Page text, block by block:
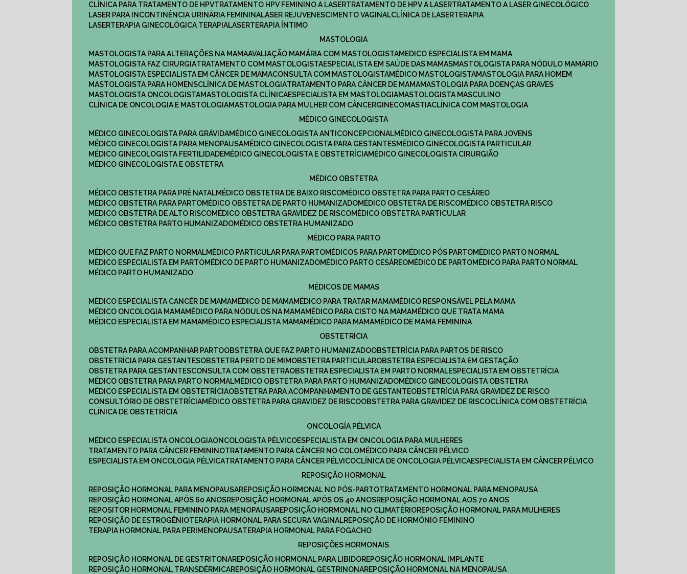
CLÍNICA PARA TRATAMENTO DE HPV
TRATAMENTO HPV FEMININO A LASER TRATAMENTO DE HPV A LASER
TRATAMENTO A LASER GINECOLÓGICO
LASER PARA INCONTINÊNCIA URINÁRIA FEMININA LASER REJUVENESCIMENTO VAGINAL
CLÍNICA DE LASERTERAPIA
LASERTERAPIA GINECOLÓGICA TERAPIA LASERTERAPIA ÍNTIMO
MASTOLOGIA
MASTOLOGISTA PARA ALTERAÇÕES NA MAMA AVALIAÇÃO MAMÁRIA COM MASTOLOGISTA
MEDICO ESPECIALISTA EM MAMA​
MASTOLOGISTA FAZ CIRURGIA
TRATAMENTO COM MASTOLOGISTA ESPECIALISTA EM SAÚDE DAS MAMAS
MASTOLOGISTA PARA NÓDULO MAMÁRIO
MASTOLOGISTA ESPECIALISTA EM CÂNCER DE MAMA
CONSULTA COM MASTOLOGISTA MÉDICO MASTOLOGISTA
MASTOLOGIA PARA HOMEM
MASTOLOGISTA PARA HOMENS
CLÍNICA DE MASTOLOGIA TRATAMENTO PARA CÂNCER DE MAMA
MASTOLOGIA PARA DOENÇAS GRAVES
MASTOLOGISTA ONCOLOGISTA
MASTOLOGISTA CLÍNICA ESPECIALISTA EM MASTOLOGIA
MASTOLOGISTA MASCULINO
CLÍNICA DE ONCOLOGIA E MASTOLOGIA
MASTOLOGIA PARA MULHER COM CÂNCER GINECOMASTIA
CLÍNICA COM MASTOLOGIA
MÉDICO GINECOLOGISTA
MÉDICO GINECOLOGISTA PARA GRÁVIDA
MÉDICO GINECOLOGISTA ANTICONCEPCIONAL
MÉDICO GINECOLOGISTA PARA JOVENS
MÉDICO GINECOLOGISTA PARA MENOPAUSA
MÉDICO GINECOLOGISTA PARA GESTANTES
MÉDICO GINECOLOGISTA PARTICULAR
MÉDICO GINECOLOGISTA FERTILIDADE
MÉDICO GINECOLOGISTA E OBSTETRÍCIA
MÉDICO GINECOLOGISTA CIRURGIÃO
MÉDICO GINECOLOGISTA E OBSTETRA
MÉDICO OBSTETRA
MÉDICO OBSTETRA PARA PRÉ NATAL
MÉDICO OBSTETRA DE BAIXO RISCO
MÉDICO OBSTETRA PARA PARTO CESÁREO
MÉDICO OBSTETRA PARA PARTO
MÉDICO OBSTETRA DE PARTO HUMANIZADO MÉDICO OBSTETRA DE RISCO
MÉDICO OBSTETRA RISCO
MÉDICO OBSTETRA DE ALTO RISCO
MÉDICO OBSTETRA GRAVIDEZ DE RISCO
MÉDICO OBSTETRA PARTICULAR
MÉDICO OBSTETRA PARTO HUMANIZADO
MÉDICO OBSTETRA HUMANIZADO
MÉDICO PARA PARTO
MÉDICO QUE FAZ PARTO NORMAL
MÉDICO PARTICULAR PARA PARTO MÉDICOS PARA PARTO MÉDICO PÓS PARTO
MÉDICO PARTO NORMAL
MÉDICO ESPECIALISTA EM PARTO
MÉDICO DE PARTO HUMANIZADO MÉDICO PARTO CESÁREO MÉDICO DE PARTO
MÉDICO PARA PARTO NORMAL
MÉDICO PARTO HUMANIZADO
MÉDICOS DE MAMAS
MÉDICO ESPECIALISTA CANCÊR DE MAMA
MÉDICO DE MAMA MÉDICO PARA TRATAR MAMA
MÉDICO RESPONSÁVEL PELA MAMA
MÉDICO ONCOLOGIA MAMA
MÉDICO PARA NÓDULOS NA MAMA MÉDICO PARA CISTO NA MAMA
MÉDICO QUE TRATA MAMA
MÉDICO ESPECIALISTA EM MAMA
MÉDICO ESPECIALISTA MAMA MÉDICO PARA MAMA
MÉDICO DE MAMA FEMININA
OBSTETRÍCIA
OBSTETRA PARA ACOMPANHAR PARTO
OBSTETRA QUE FAZ PARTO HUMANIZADO
OBSTETRÍCIA PARA PARTOS DE RISCO
OBSTETRÍCIA PARA GESTANTES
OBSTETRA PERTO DE MIM OBSTETRA PARTICULAR
OBSTETRA ESPECIALISTA EM GESTAÇÃO
OBSTETRA PARA GESTANTES
CONSULTA COM OBSTETRA OBSTETRA ESPECIALISTA EM PARTO NORMAL ESPECIALISTA EM OBSTETRÍCIA
MÉDICO OBSTETRA PARA PARTO NORMAL
MÉDICO OBSTETRA PARA PARTO HUMANIZADO
MÉDICO GINECOLOGISTA OBSTETRA
MÉDICO ESPECIALISTA EM OBSTETRÍCIA
OBSTETRA PARA ACOMPANHAMENTO DE GESTANTE
OBSTETRÍCIA PARA GRAVIDEZ DE RISCO
CONSULTÓRIO DE OBSTETRÍCIA
MÉDICO OBSTETRA PARA GRAVIDEZ DE RISCO OBSTETRA PARA GRAVIDEZ DE RISCO
CLÍNICA COM OBSTETRÍCIA
CLÍNICA DE OBSTETRÍCIA
ONCOLOGÍA PÉLVICA
MÉDICO ESPECIALISTA ONCOLOGIA
ONCOLOGISTA PÉLVICO ESPECIALISTA EM ONCOLOGIA PARA MULHERES
TRATAMENTO PARA CÂNCER FEMININO
TRATAMENTO PARA CÂNCER NO COLO
MÉDICO PARA CÂNCER PÉLVICO
ESPECIALISTA EM ONCOLOGIA PÉLVICA
TRATAMENTO PARA CÂNCER PÉLVICO CLÍNICA DE ONCOLOGIA PÉLVICA ESPECIALISTA EM CÂNCER PÉLVICO
REPOSIÇÃO HORMONAL
REPOSIÇÃO HORMONAL PARA MENOPAUSA
REPOSIÇÃO HORMONAL NO PÓS-PARTO
TRATAMENTO HORMONAL PARA MENOPAUSA
REPOSIÇÃO HORMONAL APÓS 60 ANOS
REPOSIÇÃO HORMONAL APÓS OS 40 ANOS
REPOSIÇÃO HORMONAL AOS 70 ANOS
REPOSITOR HORMONAL FEMININO PARA MENOPAUSA
REPOSIÇÃO HORMONAL NO CLIMATÉRIO
REPOSIÇÃO HORMONAL PARA MULHERES
REPOSIÇÃO DE ESTROGÊNIO
TERAPIA HORMONAL PARA SECURA VAGINAL
REPOSIÇÃO DE HORMÔNIO FEMININO
TERAPIA HORMONAL PARA PERIMENOPAUSA
TERAPIA HORMONAL PARA FOGACHO
REPOSIÇÕES HORMONAIS
REPOSIÇÃO HORMONAL DE GESTRITONA
REPOSIÇÃO HORMONAL PARA LIBIDO
REPOSIÇÃO HORMONAL IMPLANTE
REPOSIÇÃO HORMONAL TRANSDÉRMICA
REPOSIÇÃO HORMONAL GESTRINONA
REPOSIÇÃO HORMONAL NA MENOPAUSA